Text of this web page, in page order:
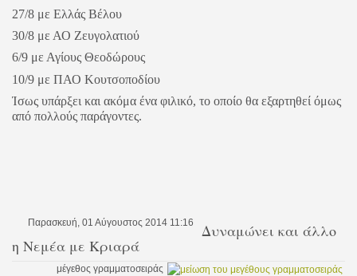
27/8 με Ελλάς Βέλου
30/8 με ΑΟ Ζευγολατιού
6/9 με Αγίους Θεοδώρους
10/9 με ΠΑΟ Κουτσοποδίου
Ίσως υπάρξει και ακόμα ένα φιλικό, το οποίο θα εξαρτηθεί όμως
από πολλούς παράγοντες.
Παρασκευή, 01 Αύγουστος 2014 11:16 Δυναμώνει και άλλο
η Νεμέα με Κριαρά
μέγεθος γραμματοσειράς